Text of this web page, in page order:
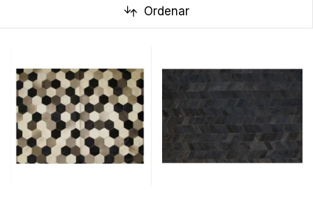
Ordenar